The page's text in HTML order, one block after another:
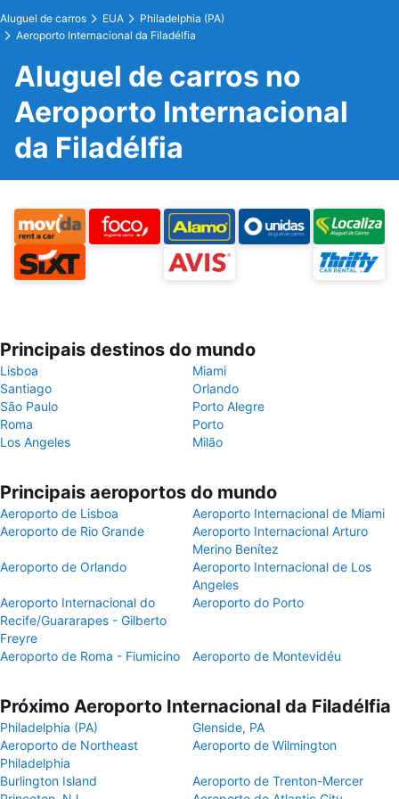
Aluguel de carros EUA
Philadelphia (PA)
Aeroporto Internacional da Filadélfia
Aluguel de carros no
Aeroporto Internacional
da Filadélfia
Principais destinos do mundo
Lisboa
Miami
Santiago
Orlando
São Paulo
Porto Alegre
Roma
Porto
Los Angeles
Milão
Principais aeroportos do mundo
Aeroporto de Lisboa
Aeroporto Internacional de Miami
Aeroporto de Rio Grande
Aeroporto Internacional Arturo
Merino Benítez
Aeroporto de Orlando
Aeroporto Internacional de Los
Angeles
Aeroporto Internacional do
Recife/Guararapes - Gilberto
Freyre
Aeroporto do Porto
Aeroporto de Roma - Fiumicino Aeroporto de Montevidéu
Próximo Aeroporto Internacional da Filadélfia
Philadelphia (PA)
Glenside, PA
Aeroporto de Northeast
Philadelphia
Aeroporto de Wilmington
Burlington Island
Aeroporto de Trenton-Mercer